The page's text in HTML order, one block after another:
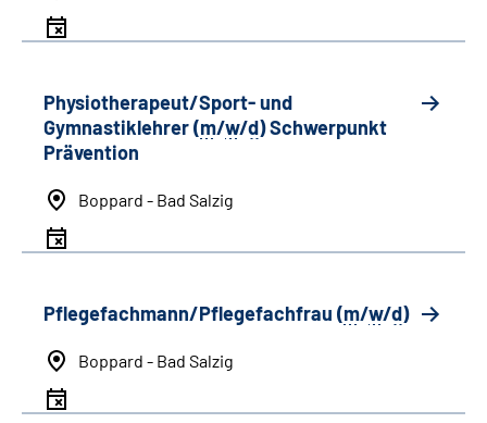
Physiotherapeut/Sport- und
Gymnastiklehrer (m/w/d) Schwerpunkt
Prävention
Boppard - Bad Salzig
Pflegefachmann/Pflegefachfrau (m/w/d)
Boppard - Bad Salzig